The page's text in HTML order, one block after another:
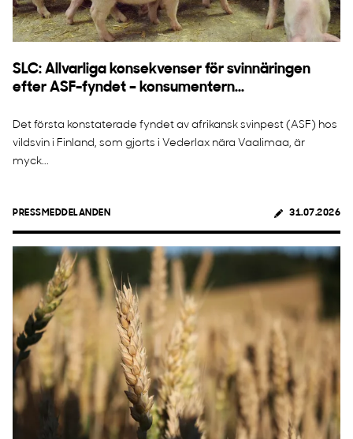
SLC: Allvarliga konsekvenser för svinnäringen
efter ASF-fyndet – konsumentern...
Det första konstaterade fyndet av afrikansk svinpest (ASF) hos
vildsvin i Finland, som gjorts i Vederlax nära Vaalimaa, är
myck...
PRESSMEDDELANDEN 31.07.2026